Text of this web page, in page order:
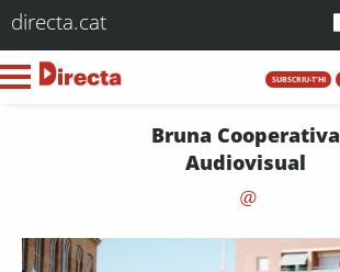
directa.cat
SUBSCRIU-T'HI
Bruna Cooperativa
Audiovisual